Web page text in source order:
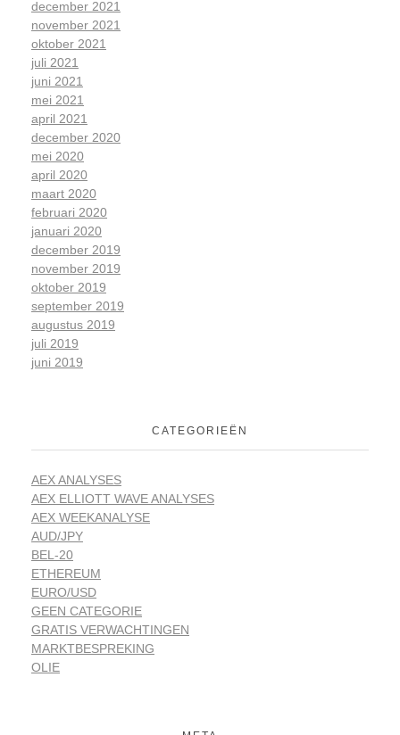
december 2021
november 2021
oktober 2021
juli 2021
juni 2021
mei 2021
april 2021
december 2020
mei 2020
april 2020
maart 2020
februari 2020
januari 2020
december 2019
november 2019
oktober 2019
september 2019
augustus 2019
juli 2019
juni 2019
CATEGORIEËN
AEX ANALYSES
AEX ELLIOTT WAVE ANALYSES
AEX WEEKANALYSE
AUD/JPY
BEL-20
ETHEREUM
EURO/USD
GEEN CATEGORIE
GRATIS VERWACHTINGEN
MARKTBESPREKING
OLIE